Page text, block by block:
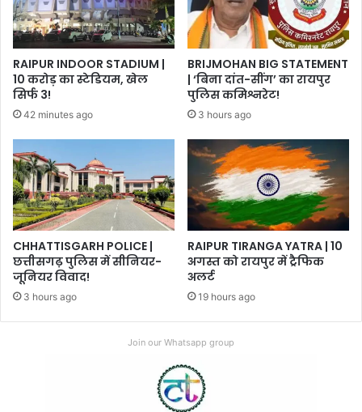
RAIPUR INDOOR STADIUM |
10 करोड़ का स्टेडियम, खेल
सिर्फ 3!
42 minutes ago
BRIJMOHAN BIG STATEMENT
| ‘बिना दांत-सींग’ का रायपुर
पुलिस कमिश्नरेट!
3 hours ago
CHHATTISGARH POLICE |
छत्तीसगढ़ पुलिस में सीनियर-
जूनियर विवाद!
3 hours ago
RAIPUR TIRANGA YATRA | 10
अगस्त को रायपुर में ट्रैफिक
अलर्ट
19 hours ago
Join our Whatsapp group